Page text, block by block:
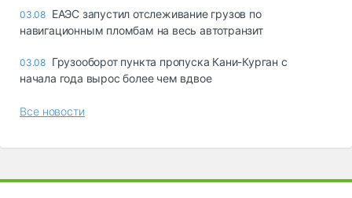
03.08 ЕАЭС запустил отслеживание грузов по
навигационным пломбам на весь автотранзит
03.08 Грузооборот пункта пропуска Кани-Курган с
начала года вырос более чем вдвое
Все новости